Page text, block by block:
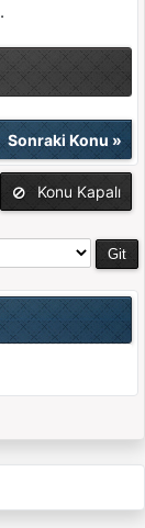
Sonraki Konu»
Konu Kapalı